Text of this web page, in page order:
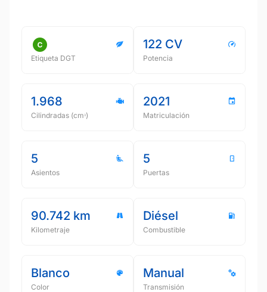
Etiqueta DGT
122 CV
Potencia
1.968
Cilindradas (cmᵌ)
2021
Matriculación
5
Asientos
5
Puertas
90.742 km
Kilometraje
Diésel
Combustible
Blanco
Color
Manual
Transmisión